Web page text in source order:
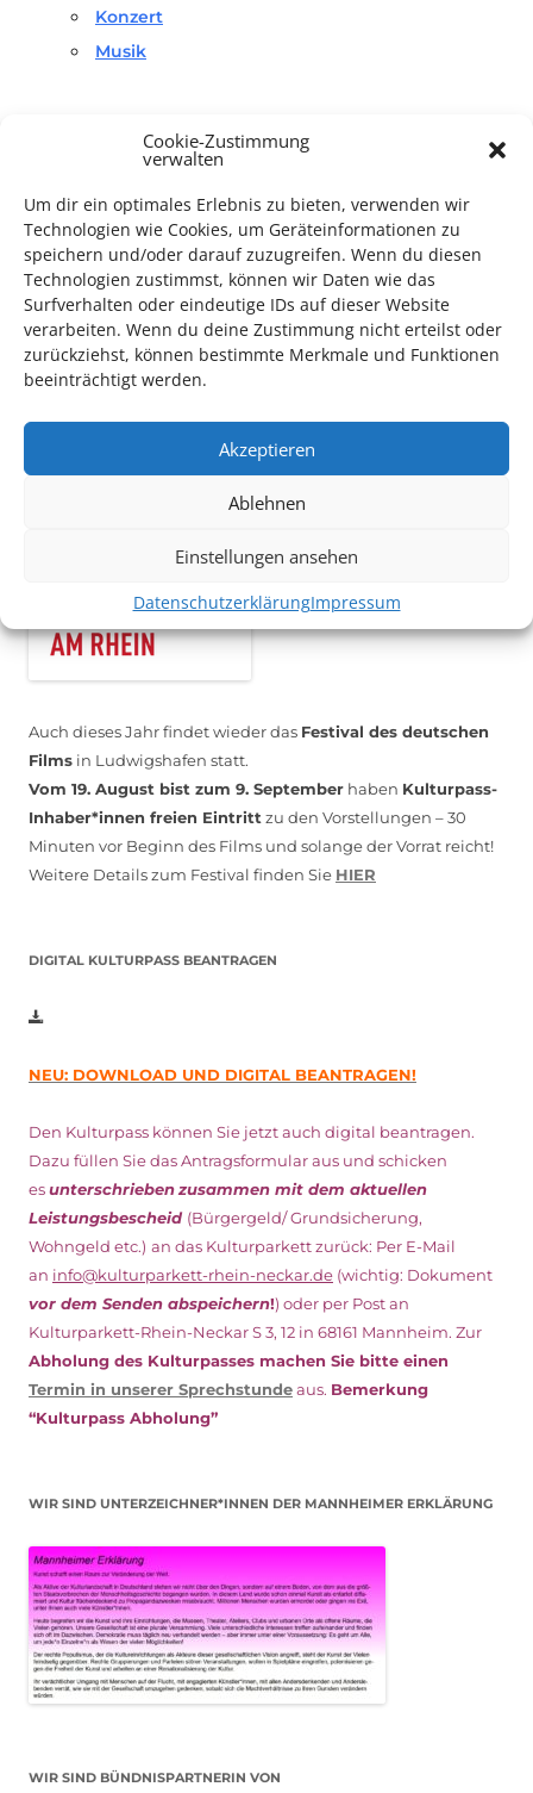
Cookie-Zustimmung
verwalten
Um dir ein optimales Erlebnis zu bieten, verwenden wir
Technologien wie Cookies, um Geräteinformationen zu
speichern und/oder darauf zuzugreifen. Wenn du diesen
Technologien zustimmst, können wir Daten wie das
Surfverhalten oder eindeutige IDs auf dieser Website
verarbeiten. Wenn du deine Zustimmung nicht erteilst oder
zurückziehst, können bestimmte Merkmale und Funktionen
beeinträchtigt werden.
Akzeptieren
Ablehnen
Einstellungen ansehen
DatenschutzerklärungImpressum
Konzert
Musik
TECHNIK SUPPORT GESUCHT!
Das Kulturparkett freut sich stets überehrenamtliche
Mithilfe im Bereich Technik. Sie haben Interesse? Dann
info@kulturparkett-rhein-neckar.de
Auch dieses Jahr findet wieder das Festival des deutschen
Films in Ludwigshafen statt.
Vom 19. August bist zum 9. September haben Kulturpass-
Inhaber*innen freien Eintritt zu den Vorstellungen – 30
Minuten vor Beginn des Films und solange der Vorrat reicht!
Weitere Details zum Festival finden Sie HIER
DIGITAL KULTURPASS BEANTRAGEN
NEU: DOWNLOAD UND DIGITAL BEANTRAGEN!
Den Kulturpass können Sie jetzt auch digital beantragen.
Dazu füllen Sie das Antragsformular aus und schicken
esunterschriebenzusammen mit dem aktuellen
Leistungsbescheid (Bürgergeld/ Grundsicherung,
Wohngeld etc.) an das Kulturparkett zurück: Per E-Mail
an info@kulturparkett-rhein-neckar.de (wichtig: Dokument
vor dem Senden abspeichern!) oder per Post an
Kulturparkett-Rhein-Neckar S 3, 12 in 68161 Mannheim. Zur
Abholung des Kulturpasses machen Sie bitte einen
Termin in unserer Sprechstundeaus. Bemerkung
“Kulturpass Abholung”
WIR SIND UNTERZEICHNER*INNEN DER MANNHEIMER ERKLÄRUNG
WIR SIND BÜNDNISPARTNERIN VON